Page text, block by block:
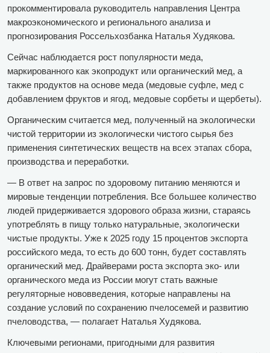
прокомментировала руководитель направления Центра
макроэкономического и регионального анализа и
прогнозирования Россельхозбанка Наталья Худякова.
Сейчас наблюдается рост популярности меда,
маркированного как экопродукт или органический мед, а
также продуктов на основе меда (медовые суфле, мед с
добавлением фруктов и ягод, медовые сорбеты и щербеты).
Органическим считается мед, полученный на экологически
чистой территории из экологически чистого сырья без
применения синтетических веществ на всех этапах сбора,
производства и переработки.
— В ответ на запрос по здоровому питанию меняются и
мировые тенденции потребления. Все большее количество
людей придерживается здорового образа жизни, стараясь
употреблять в пищу только натуральные, экологически
чистые продукты. Уже к 2025 году 15 процентов экспорта
российского меда, то есть до 600 тонн, будет составлять
органический мед. Драйверами роста экспорта эко- или
органического меда из России могут стать важные
регуляторные нововведения, которые направлены на
создание условий по сохранению пчелосемей и развитию
пчеловодства, — полагает Наталья Худякова.
Ключевыми регионами, пригодными для развития